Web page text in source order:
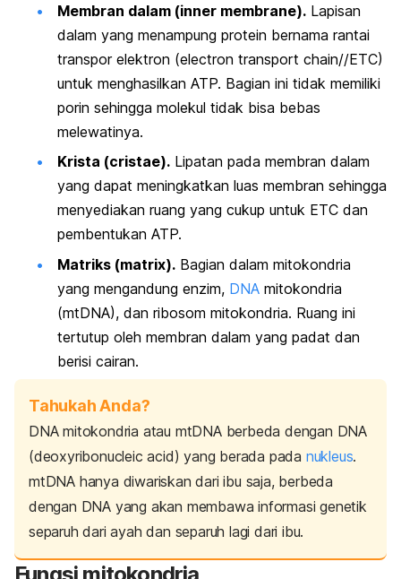
Membran dalam (inner membrane). Lapisan
dalam yang menampung protein bernama rantai
transpor elektron (electron transport chain//ETC)
untuk menghasilkan ATP. Bagian ini tidak memiliki
porin sehingga molekul tidak bisa bebas
melewatinya.
Krista (cristae). Lipatan pada membran dalam
yang dapat meningkatkan luas membran sehingga
menyediakan ruang yang cukup untuk ETC dan
pembentukan ATP.
Matriks (matrix). Bagian dalam mitokondria
yang mengandung enzim, DNA mitokondria
(mtDNA), dan ribosom mitokondria. Ruang ini
tertutup oleh membran dalam yang padat dan
berisi cairan.
Tahukah Anda?
DNA mitokondria atau mtDNA berbeda dengan DNA
(deoxyribonucleic acid) yang berada pada nukleus.
mtDNA hanya diwariskan dari ibu saja, berbeda
dengan DNA yang akan membawa informasi genetik
separuh dari ayah dan separuh lagi dari ibu.